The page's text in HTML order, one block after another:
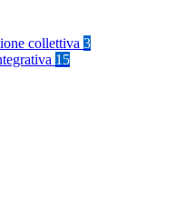
collettiva 3
15